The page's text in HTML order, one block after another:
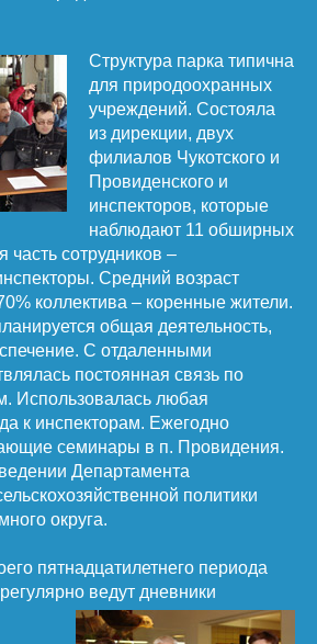
Структура парка типична
для природоохранных
учреждений. Состояла
из дирекции, двух
филиалов Чукотского и
Провиденского и
инспекторов, которые
наблюдают 11 обширных
часть сотрудников –
Средний возраст
коллектива – коренные жители.
общая деятельность,
С отдаленными
постоянная связь по
Использовалась любая
к инспекторам. Ежегодно
семинары в п. Провидения.
Департамента
политики
округа.
пятнадцатилетнего периода
ведут дневники